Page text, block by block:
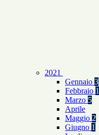
2021
Gennaio 3
Febbraio 1
Marzo 5
Aprile
Maggio 2
Giugno 1